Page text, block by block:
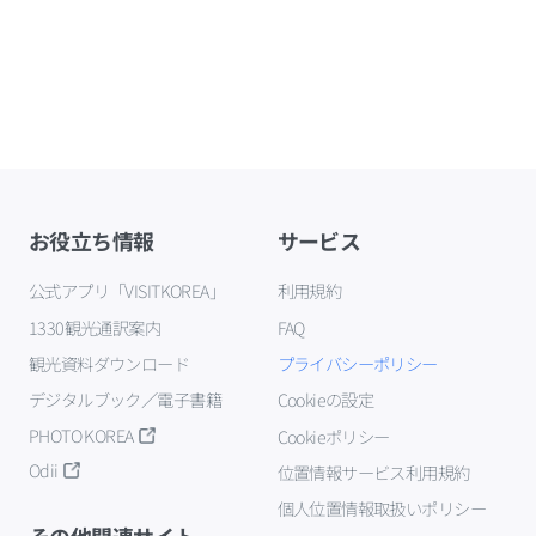
お役立ち情報
公式アプリ「VISITKOREA」
1330観光通訳案内
観光資料ダウンロード
デジタルブック／電子書籍
PHOTO KOREA
Odii
サービス
利用規約
FAQ
プライバシーポリシー
Cookieの設定
Cookieポリシー
位置情報サービス利用規約
個人位置情報取扱いポリシー